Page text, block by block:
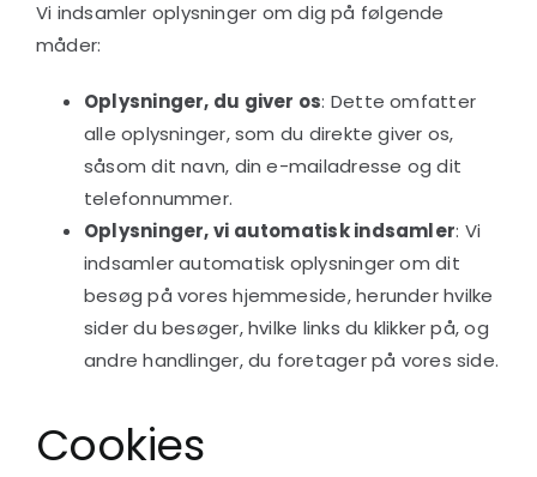
Vi indsamler oplysninger om dig på følgende
måder:
Oplysninger, du giver os: Dette omfatter
alle oplysninger, som du direkte giver os,
såsom dit navn, din e-mailadresse og dit
telefonnummer.
Oplysninger, vi automatisk indsamler: Vi
indsamler automatisk oplysninger om dit
besøg på vores hjemmeside, herunder hvilke
sider du besøger, hvilke links du klikker på, og
andre handlinger, du foretager på vores side.
Cookies